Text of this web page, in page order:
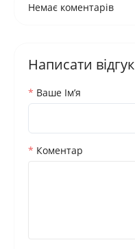
Немає коментарів
Написати відгук
Ваше Iм’я
Коментар